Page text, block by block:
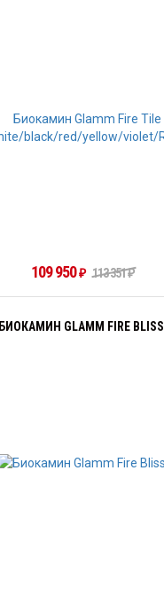
109 950₽ 113 351₽
БИОКАМИН GLAMM FIRE BLISS I